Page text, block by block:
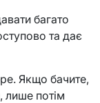
багато
та дає
Якщо бачите,
лише потім